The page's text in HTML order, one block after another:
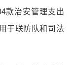
款治安管理支出
于联防队和司法